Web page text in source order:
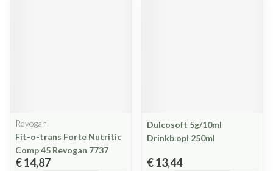
Revogan
Fit-o-trans Forte Nutritic
Comp 45 Revogan 7737
€ 14,87
Dulcosoft 5g/10ml
Drinkb.opl 250ml
€ 13,44